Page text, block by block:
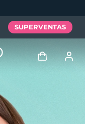
SUPERVENTAS
Perfil de usuario